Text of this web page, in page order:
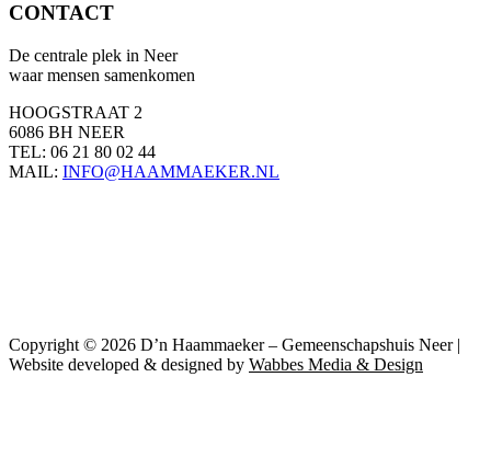
CONTACT
De centrale plek in Neer
waar mensen samenkomen
HOOGSTRAAT 2
6086 BH NEER
TEL: 06 21 80 02 44
MAIL: INFO@HAAMMAEKER.NL
Copyright © 2026 D’n Haammaeker – Gemeenschapshuis Neer |
Website developed & designed by Wabbes Media & Design